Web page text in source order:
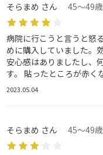
そらまめ さん 45～49
病院に行こうと言うと怒
めに購入していました。
安心感はありましたし、
す。 貼ったところが赤く
2023.05.04
そらまめ さん 45～49